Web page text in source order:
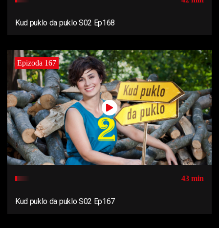
Kud puklo da puklo S02 Ep168
Epizoda 167
43 min
Kud puklo da puklo S02 Ep167